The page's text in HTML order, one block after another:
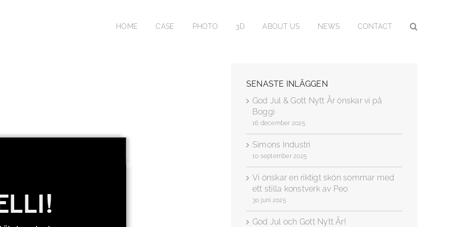
HOME CASE PHOTO 3D ABOUT US NEWS CONTACT
SENASTE INLÄGGEN
God Jul & Gott Nytt År önskar vi på
Boggi
16 december 2025
Simons Industri
10 september 2025
Vi önskar en riktigt skön sommar med
ett stilla konstverk av Peo
30 juni 2025
God Jul och Gott Nytt År!